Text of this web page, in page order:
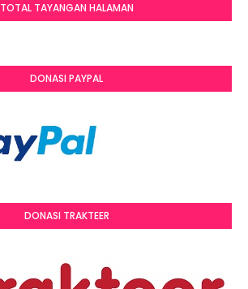
TOTAL TAYANGAN HALAMAN
DONASI PAYPAL
DONASI TRAKTEER